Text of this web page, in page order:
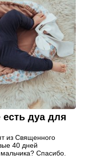
дуа для
из Священного
40 дней
Спасибо.